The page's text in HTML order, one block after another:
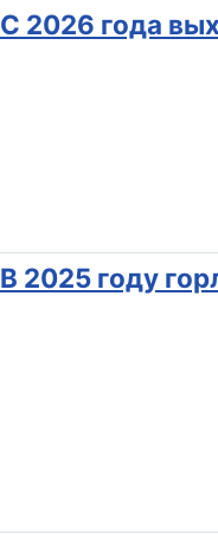
С 2026 года
В 2025 году